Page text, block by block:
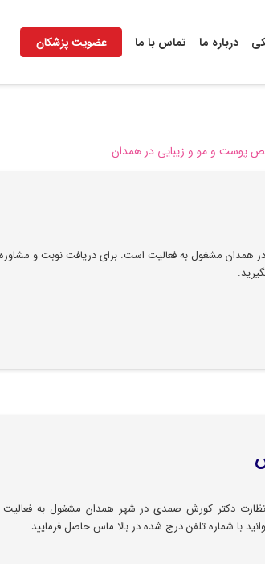
درباره ما تماس با ما عضویت پزشکان
پوست و مو و زیبایی در همدان
همدان مشغول به فعالیت است. برای دریافت نوبت و
دکتر کورش صمدی در شهر همدان مشغول به
با شماره تلفن درج شده در بالا ماس حاصل فرمایید.